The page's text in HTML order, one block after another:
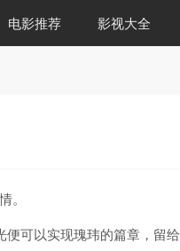
电影推荐 影视大全
。
可以实现瑰玮的篇章，留